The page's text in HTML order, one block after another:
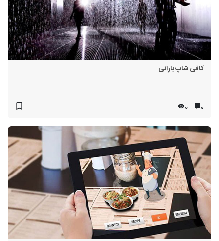
کافی شاپ بارانی
۰ 0